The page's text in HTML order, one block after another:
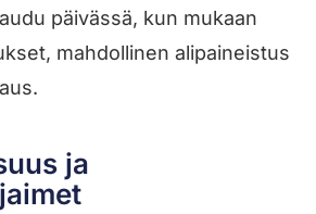
päivässä, kun mukaan
mahdollinen alipaineistus
ja